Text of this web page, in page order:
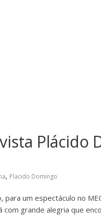
Plácido
, Placido Domingo
um espectáculo no
grande alegria que